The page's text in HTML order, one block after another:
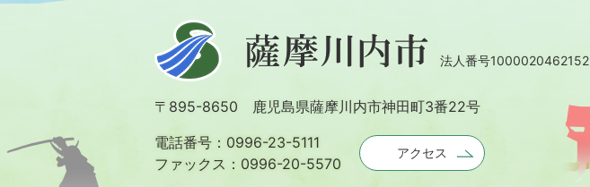
薩
摩
川
内
市
法人番号1000020462152
〒895-8650 鹿児島県薩摩川内市神田町3番22号
電話番号：0996-23-5111
ファックス：0996-20-5570
アクセス